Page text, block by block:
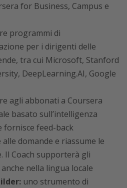
for Business, Campus e
programmi di
per i dirigenti delle
tra cui Microsoft, Stanford
DeepLearning.AI, Google
agli abbonati a Coursera
basato sull’intelligenza
fornisce feed-back
domande e riassume le
Il Coach supporterà gli
nella lingua locale
uno strumento di